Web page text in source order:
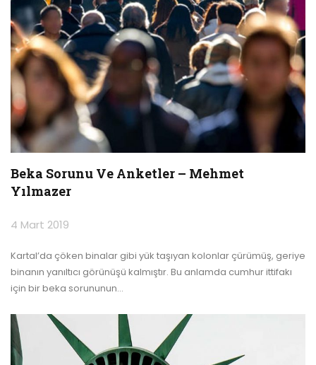
Beka Sorunu Ve Anketler – Mehmet
Yılmazer
4 Mart 2019
Kartal’da çöken binalar gibi yük taşıyan kolonlar çürümüş, geriye
binanın yanıltıcı görünüşü kalmıştır. Bu anlamda cumhur ittifakı
için bir beka sorununun…